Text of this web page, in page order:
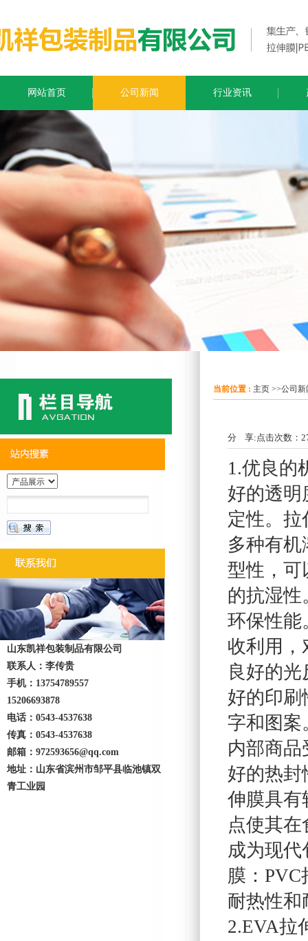
网站首页 公司新闻 行业资讯
当前位置 : 主页 >>公司新
点击次数：
分 享:
1.优良的
好的透明
定性。
多种有
型性，可
的抗湿性
环保性能
收利用，
良好的
好的印刷
字和图案
内部商
好的热封
伸膜具有
点使其
成为现代
膜：
耐热性和
2.EVA拉
山东凯祥包装制品有限公司
联系人：李传贵
手机：13754789557
15206693878
电话：0543-4537638
传真：0543-4537638
邮箱：972593656@qq.com
地址：山东省滨州市邹平县临池镇双
青工业园